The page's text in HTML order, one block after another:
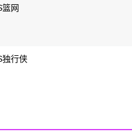
网
独行侠